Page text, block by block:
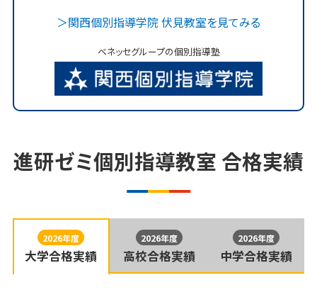
自習席
授業がある日以外でも自由に使える自習
席を用意。ともに学ぶ生徒の姿に刺激を
受けながら、ご自宅以上に集中できます。
自習席は、教室によって使用状況（条件）や有無が異な
る場合がございます。くわしくはお問い合わせください。
＞関西個別指導学院 伏見教室を見てみる
ベネッセグループの個別指導塾
進研ゼミ個別指導教室 合格実績
2026年度
大学合格実績
2026年度
高校合格実績
2026年度
中学合格実績